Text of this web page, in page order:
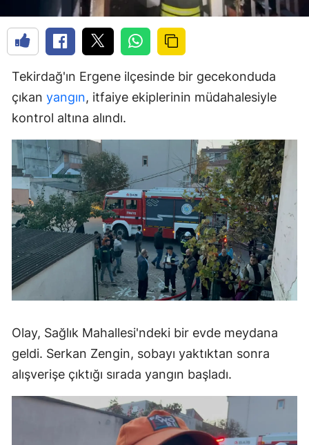
Tekirdağ'ın Ergene ilçesinde bir gecekonduda
çıkan yangın, itfaiye ekiplerinin müdahalesiyle
kontrol altına alındı.
Olay, Sağlık Mahallesi'ndeki bir evde meydana
geldi. Serkan Zengin, sobayı yaktıktan sonra
alışverişe çıktığı sırada yangın başladı.